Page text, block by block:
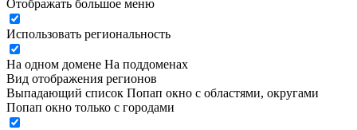
Отображать большое меню
Использовать региональность
На одном домене На поддоменах
Вид отображения регионов
Выпадающий список Попап окно c областями, округами
Попап окно только с городами